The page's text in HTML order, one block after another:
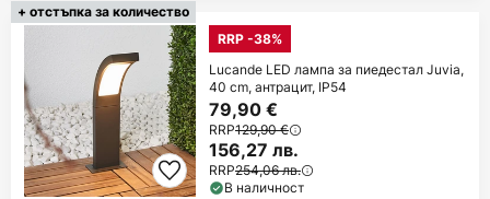
+ отстъпка за количество
RRP -38%
Lucande LED лампа за пиедестал Juvia,
40 cm, антрацит, IP54
79,90 €
RRP129,90 €
156,27 лв.
RRP254,06 лв.
В наличност